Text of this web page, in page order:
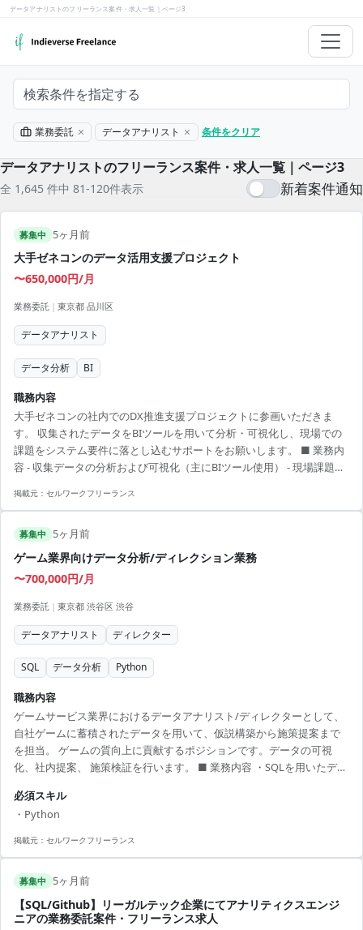
データアナリストのフリーランス案件・求人一覧｜ページ3
検索条件を指定する
業務委託 データアナリスト 条件をクリア
データアナリストのフリーランス案件・求人一覧｜ページ3
全 1,645 件中 81-120件表示 新着案件通知
募集中 5ヶ月前
大手ゼネコンのデータ活用支援プロジェクト
〜650,000円/月
業務委託 | 東京都 品川区
データアナリスト
データ分析 BI
職務内容
大手ゼネコンの社内でのDX推進支援プロジェクトに参画いただきま
す。 収集されたデータをBIツールを用いて分析・可視化し、現場での
課題をシステム要件に落とし込むサポートをお願いします。 ■ 業務内
容 - 収集データの分析および可視化（主にBIツール使用） - 現場課題の
支援 【アピールポイント】 - 成長が期待されるDX分野での経験 - BIツ
- 現場課題を直接解決することで達成感が得られます - Excelスキルを磨
きながら上位システムと連携可能
掲載元： セルワークフリーランス
募集中 5ヶ月前
ゲーム業界向けデータ分析/ディレクション業務
〜700,000円/月
業務委託 | 東京都 渋谷区 渋谷
データアナリスト ディレクター
SQL データ分析 Python
職務内容
ゲームサービス業界におけるデータアナリスト/ディレクターとして、
自社ゲームに蓄積されたデータを用いて、仮説構築から施策提案まで
を担当。 ゲームの質向上に貢献するポジションです。データの可視
化、社内提案、 施策検証を行います。 ■ 業務内容 ・SQLを用いたデー
・集計ツールを使用したデータ可視化 ・統計解析を使用したデータモ
デルの作成 【アピールポイント】 ・ゲーム業界の最前線でデータ分析
のスキルを磨く機会 ・リモート勤務と出社のバランスを持った働き方
必須スキル
・Python
掲載元： セルワークフリーランス
募集中 5ヶ月前
【SQL/Github】リーガルテック企業にてアナリティクスエンジ
ニアの業務委託案件・フリーランス求人